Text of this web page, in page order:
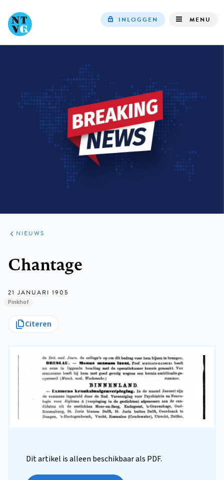
INLOGGEN MENU
ARTIKELEN
HET
KORT
NIEUWS
Chantage
21 JANUARI 1905
Pinkhof
Citeren
Dit artikel is alleen beschikbaar als PDF.